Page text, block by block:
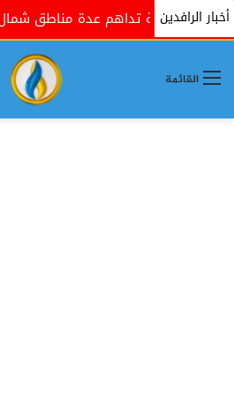
أخبار الرافدين
تداهم عدة مناطق شمال شرقي
القائمة